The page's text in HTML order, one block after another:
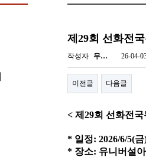
제29회 선화전
작성자 무… 26-04-
이전글 다음글
< 제29회 선화전
* 일정: 2026/6/5(금
* 장소: 유니버설